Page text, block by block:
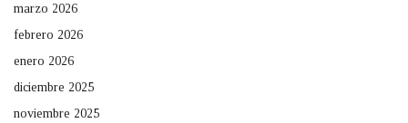
marzo 2026
febrero 2026
enero 2026
diciembre 2025
noviembre 2025